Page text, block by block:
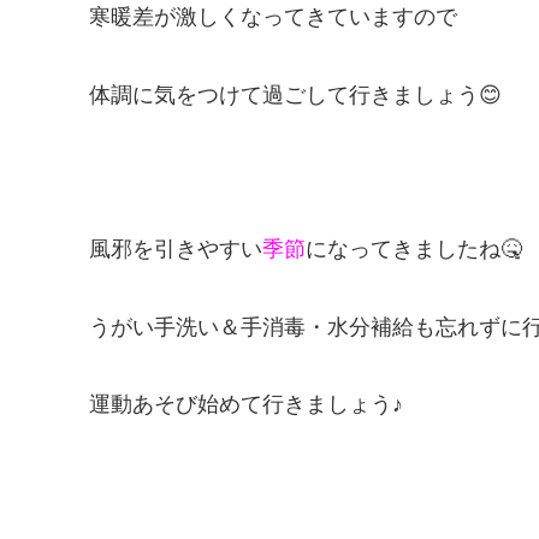
寒暖差が激しくなってきていますので
体調に気をつけて過ごして行きましょう😊
風邪を引きやすい季節になってきましたね🤒
うがい手洗い＆手消毒・水分補給も忘れずに
運動あそび始めて行きましょう♪